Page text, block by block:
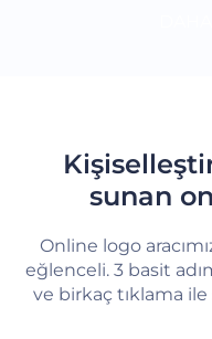
sunan
Online logo
eğlenceli. 3 basit
ve birkaç tıklama